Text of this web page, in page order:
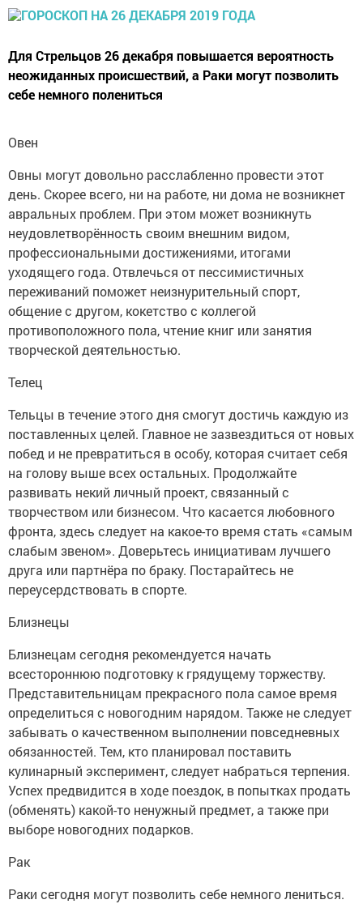
Для Стрельцов 26 декабря повышается вероятность
неожиданных происшествий, а Раки могут позволить
себе немного полениться
Овен
Овны могут довольно расслабленно провести этот
день. Скорее всего, ни на работе, ни дома не возникнет
авральных проблем. При этом может возникнуть
неудовлетворённость своим внешним видом,
профессиональными достижениями, итогами
уходящего года. Отвлечься от пессимистичных
переживаний поможет неизнурительный спорт,
общение с другом, кокетство с коллегой
противоположного пола, чтение книг или занятия
творческой деятельностью.
Телец
Тельцы в течение этого дня смогут достичь каждую из
поставленных целей. Главное не зазвездиться от новых
побед и не превратиться в особу, которая считает себя
на голову выше всех остальных. Продолжайте
развивать некий личный проект, связанный с
творчеством или бизнесом. Что касается любовного
фронта, здесь следует на какое-то время стать «самым
слабым звеном». Доверьтесь инициативам лучшего
друга или партнёра по браку. Постарайтесь не
переусердствовать в спорте.
Близнецы
Близнецам сегодня рекомендуется начать
всестороннюю подготовку к грядущему торжеству.
Представительницам прекрасного пола самое время
определиться с новогодним нарядом. Также не следует
забывать о качественном выполнении повседневных
обязанностей. Тем, кто планировал поставить
кулинарный эксперимент, следует набраться терпения.
Успех предвидится в ходе поездок, в попытках продать
(обменять) какой-то ненужный предмет, а также при
выборе новогодних подарков.
Рак
Раки сегодня могут позволить себе немного лениться.